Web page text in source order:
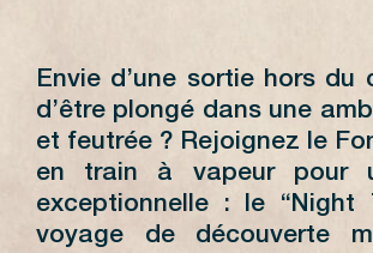
Envie d’une sortie hors du
d’être plongé dans une
et feutrée ? Rejoignez le
en train à vapeur pour
exceptionnelle : le “Night
voyage de découverte